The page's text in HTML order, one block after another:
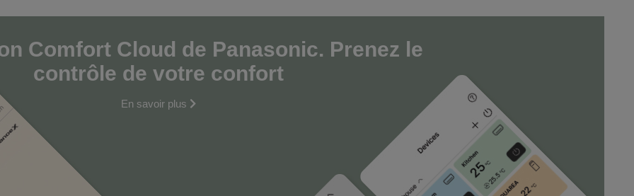
Comfort Cloud de Panasonic. Prenez le
contrôle de votre confort
En savoir plus